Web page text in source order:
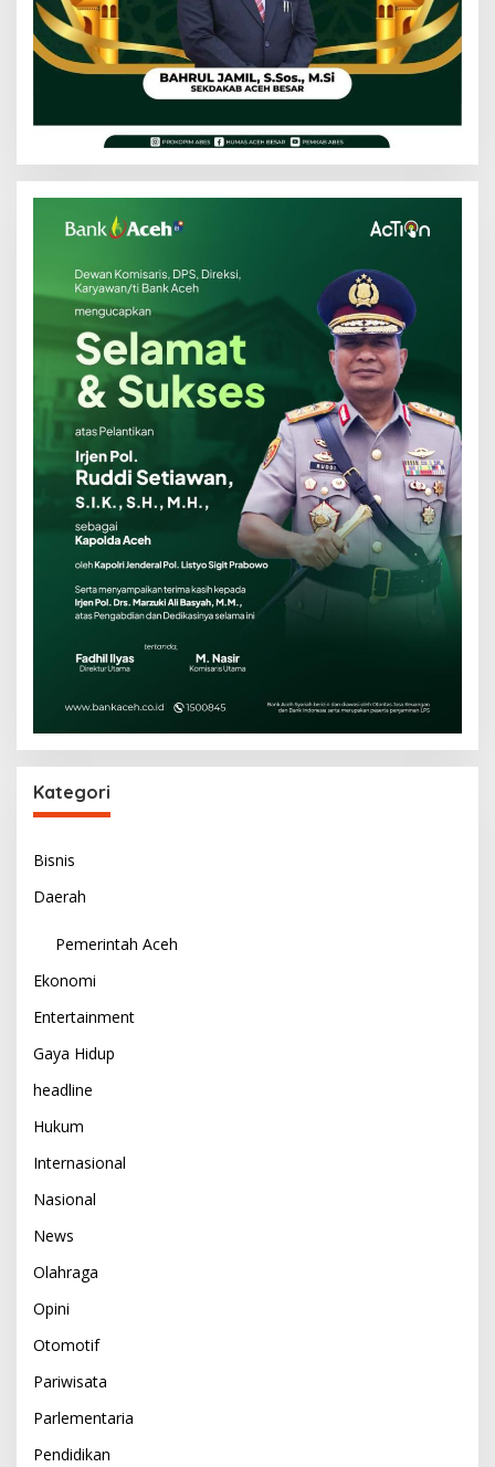
Kategori
Bisnis
Daerah
Pemerintah Aceh
Ekonomi
Entertainment
Gaya Hidup
headline
Hukum
Internasional
Nasional
News
Olahraga
Opini
Otomotif
Pariwisata
Parlementaria
Pendidikan